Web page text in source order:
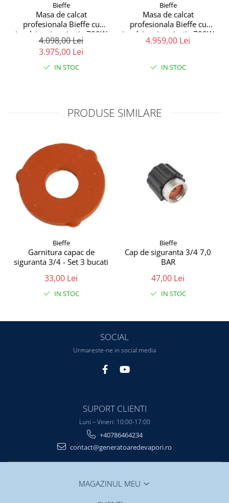
Bieffe
Masa de calcat
profesionala Bieffe cu
incalzire si aspiratie 700W
+ statie de calcat 3.5 l +
CADOU
4.098,00 Lei
3.975,00 Lei
IN STOC
Bieffe
Masa de calcat
profesionala Bieffe cu
incalzire si aspiratie 700W
+ statie de calcat 2.8 l +
4.959,00 Lei
IN STOC
PRODUSE SIMILARE
Bieffe
Garnitura capac de
siguranta 3/4 - Set 3 bucati
33,00 Lei
IN STOC
Bieffe
Cap de siguranta 3/4 7,0
BAR
47,00 Lei
IN STOC
SOCIAL
Urmareste-ne in social media
SUPORT CLIENTI
Luni – Vineri: 10:00-17:00
+40786464234
contact@generatoaredevapori.ro
MAGAZINUL MEU